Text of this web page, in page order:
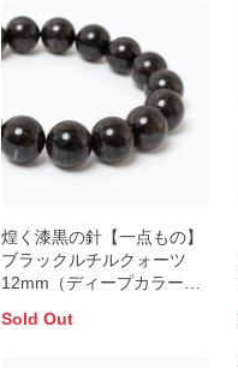
煌く漆黒の針【一点もの】
ブラックルチルクォーツ
12mm（ディープカラー）
Sold Out